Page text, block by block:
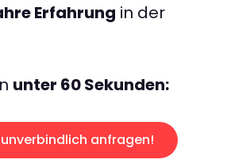
Erfahrung in der
unter 60 Sekunden:
anfragen!